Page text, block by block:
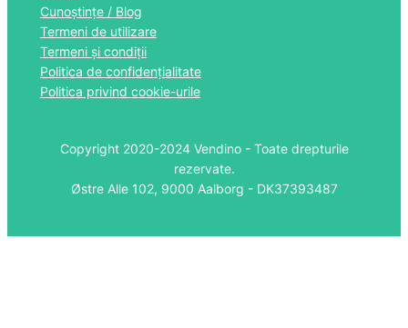
Cunoștințe / Blog
Termeni de utilizare
Termeni și condiții
Politica de confidențialitate
Politica privind cookie-urile
Copyright 2020-2024 Vendino - Toate drepturile
rezervate.
Østre Alle 102, 9000 Aalborg - DK37393487